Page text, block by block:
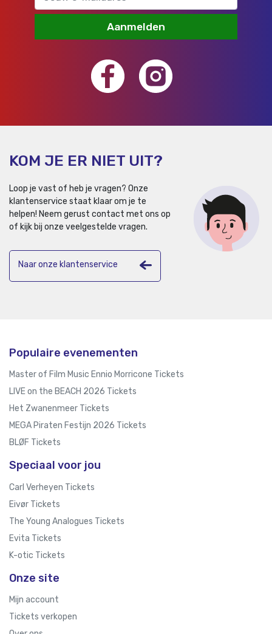
Aanmelden
KOM JE ER NIET UIT?
Loop je vast of heb je vragen? Onze
klantenservice staat klaar om je te
helpen! Neem gerust contact met ons op
of kijk bij onze veelgestelde vragen.
Naar onze klantenservice
Populaire evenementen
Master of Film Music Ennio Morricone Tickets
LIVE on the BEACH 2026 Tickets
Het Zwanenmeer Tickets
MEGA Piraten Festijn 2026 Tickets
BLØF Tickets
Speciaal voor jou
Carl Verheyen Tickets
Eivør Tickets
The Young Analogues Tickets
Evita Tickets
K-otic Tickets
Onze site
Mijn account
Tickets verkopen